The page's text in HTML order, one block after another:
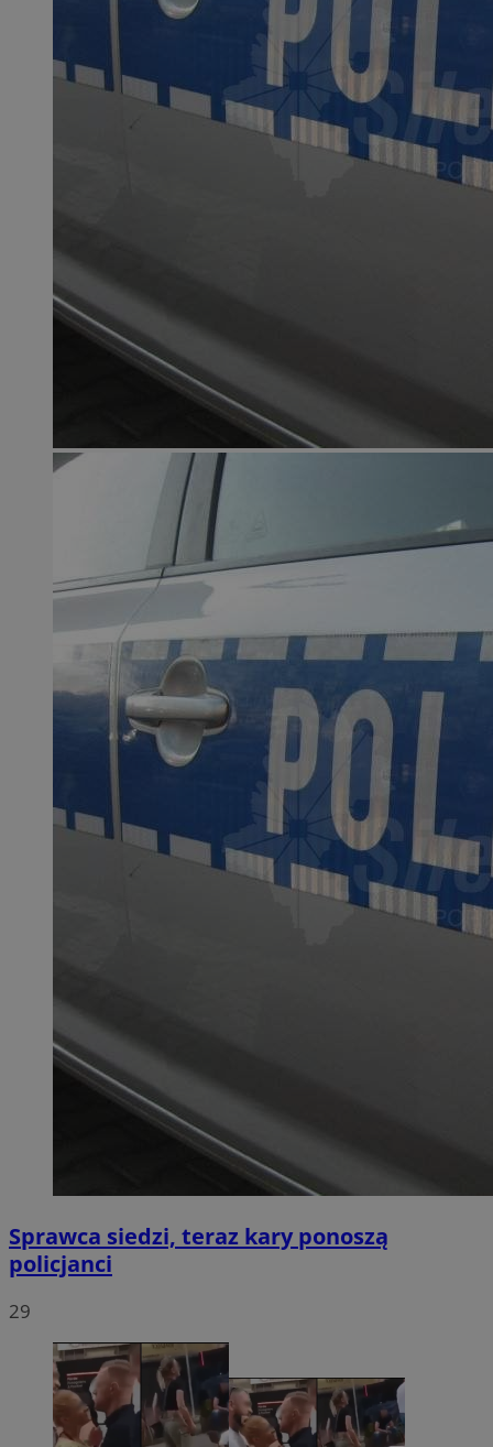
Sprawca siedzi, teraz kary ponoszą
policjanci
29